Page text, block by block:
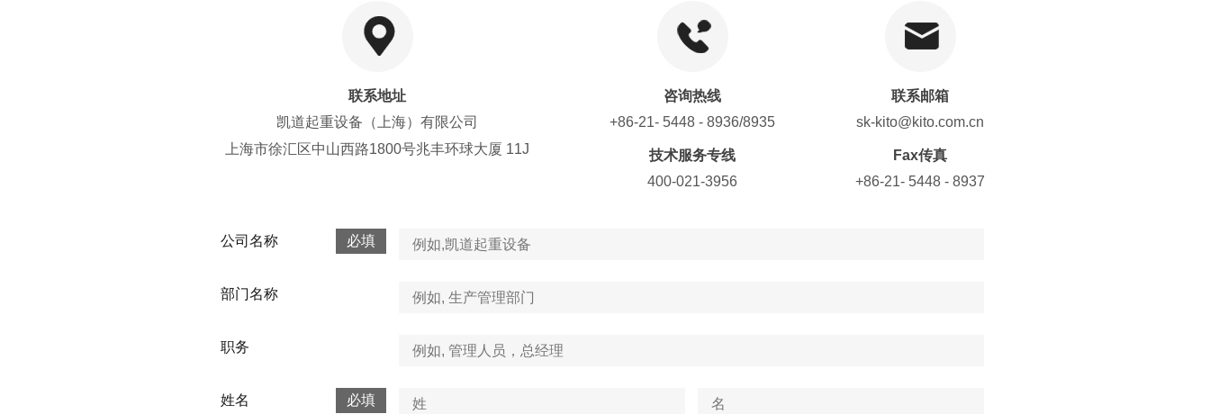
联系地址
凯道起重设备（上海）有限公司
上海市徐汇区中山西路1800号兆丰环球大厦 11J
咨询热线
+86-21- 5448 - 8936/8935
技术服务专线
400-021-3956
联系邮箱
sk-kito@kito.com.cn
Fax传真
+86-21- 5448 - 8937
公司名称 必填
部门名称
职务
姓名 必填